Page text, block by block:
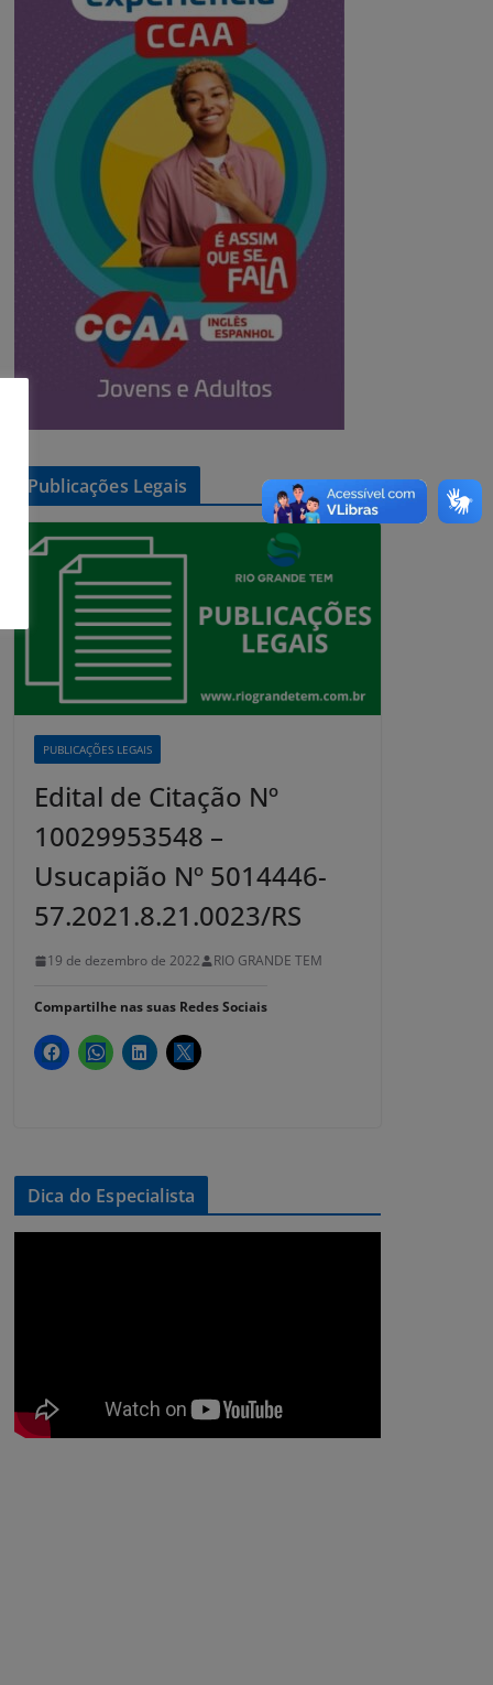
Publicações Legais
PUBLICAÇÕES LEGAIS
Edital de Citação Nº
10029953548 –
Usucapião Nº 5014446-
57.2021.8.21.0023/RS
19 de dezembro de 2022 RIO GRANDE TEM
Compartilhe nas suas Redes Sociais
Dica do Especialista